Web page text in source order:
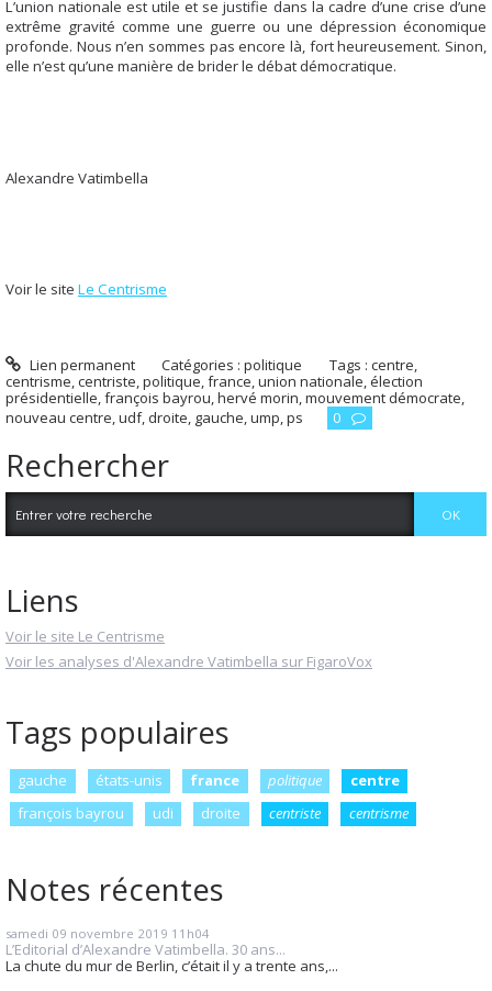
Rechercher
Liens
Voir le site Le Centrisme
Voir les analyses d'Alexandre Vatimbella sur FigaroVox
Tags populaires
gauche états-unis france politique
centre
françois bayrou
udi droite centriste centrisme
Notes récentes
samedi 09 novembre 2019 11h04
L’Editorial d’Alexandre Vatimbella. 30 ans...
La chute du mur de Berlin, c’était il y a trente ans,...
L’union nationale est utile et se justifie dans la cadre d’une crise d’une
extrême gravité comme une guerre ou une dépression économique
profonde. Nous n’en sommes pas encore là, fort heureusement. Sinon,
elle n’est qu’une manière de brider le débat démocratique.
Alexandre Vatimbella
Voir le site Le Centrisme
Lien permanent Catégories :politique Tags :centre,
centrisme,centriste,politique,france,union nationale,élection
présidentielle,françois bayrou,hervé morin,mouvement démocrate,
nouveau centre,udf, droite, gauche,ump,ps 0